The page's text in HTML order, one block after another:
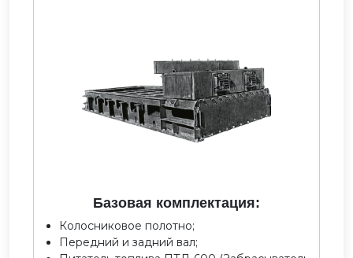
Базовая комплектация:
Колосниковое полотно;
Передний и задний вал;